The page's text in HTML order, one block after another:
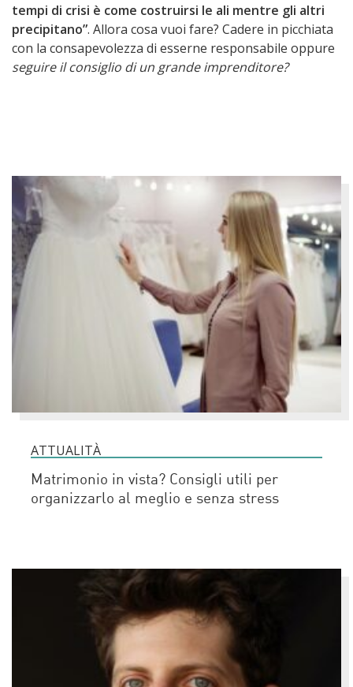
tempi di crisi è come costruirsi le ali mentre gli altri
precipitano”. Allora cosa vuoi fare? Cadere in picchiata
con la consapevolezza di esserne responsabile oppure
seguire il consiglio di un grande imprenditore?
ATTUALITÀ
Matrimonio in vista? Consigli utili per
organizzarlo al meglio e senza stress